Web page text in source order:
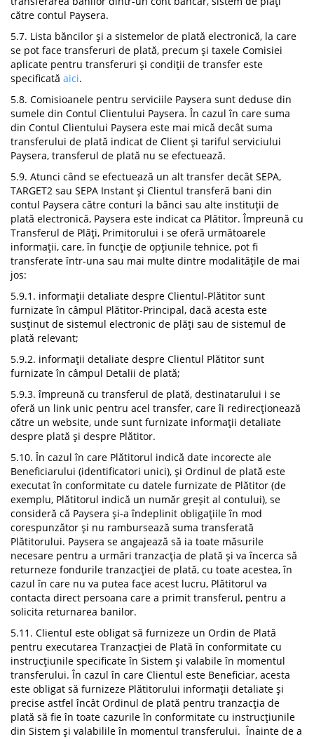
către contul Paysera.
5.7. Lista băncilor și a sistemelor de plată electronică, la care
se pot face transferuri de plată, precum și taxele Comisiei
aplicate pentru transferuri și condiții de transfer este
specificată aici.
5.8. Comisioanele pentru serviciile Paysera sunt deduse din
sumele din Contul Clientului Paysera. În cazul în care suma
din Contul Clientului Paysera este mai mică decât suma
transferului de plată indicat de Client și tariful serviciului
Paysera, transferul de plată nu se efectuează.
5.9. Atunci când se efectuează un alt transfer decât SEPA,
TARGET2 sau SEPA Instant și Clientul transferă bani din
contul Paysera către conturi la bănci sau alte instituții de
plată electronică, Paysera este indicat ca Plătitor. Împreună cu
Transferul de Plăți, Primitorului i se oferă următoarele
informații, care, în funcție de opțiunile tehnice, pot fi
transferate într-una sau mai multe dintre modalitățile de mai
jos:
5.9.1. informații detaliate despre Clientul-Plătitor sunt
furnizate în câmpul Plătitor-Principal, dacă acesta este
susținut de sistemul electronic de plăți sau de sistemul de
plată relevant;
5.9.2. informații detaliate despre Clientul Plătitor sunt
furnizate în câmpul Detalii de plată;
5.9.3. împreună cu transferul de plată, destinatarului i se
oferă un link unic pentru acel transfer, care îi redirecționează
către un website, unde sunt furnizate informații detaliate
despre plată și despre Plătitor.
5.10. În cazul în care Plătitorul indică date incorecte ale
Beneficiarului (identificatori unici), și Ordinul de plată este
executat în conformitate cu datele furnizate de Plătitor (de
exemplu, Plătitorul indică un număr greșit al contului), se
consideră că Paysera și-a îndeplinit obligațiile în mod
corespunzător și nu rambursează suma transferată
Plătitorului. Paysera se angajează să ia toate măsurile
necesare pentru a urmări tranzacția de plată și va încerca să
returneze fondurile tranzacției de plată, cu toate acestea, în
cazul în care nu va putea face acest lucru, Plătitorul va
contacta direct persoana care a primit transferul, pentru a
solicita returnarea banilor.
5.11. Clientul este obligat să furnizeze un Ordin de Plată
pentru executarea Tranzacției de Plată în conformitate cu
instrucțiunile specificate în Sistem și valabile în momentul
transferului. În cazul în care Clientul este Beneficiar, acesta
este obligat să furnizeze Plătitorului informații detaliate și
precise astfel încât Ordinul de plată pentru tranzacția de
plată să fie în toate cazurile în conformitate cu instrucțiunile
din Sistem și valabilile în momentul transferului. Înainte de a